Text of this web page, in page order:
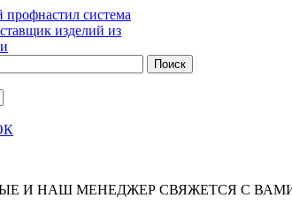
Поиск
И НАШ МЕНЕДЖЕР СВЯЖЕТСЯ С